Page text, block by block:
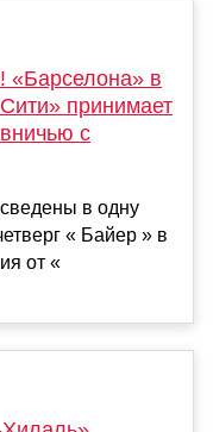
«Барселона» в
принимает
с
в одну
« Байер » в
от «